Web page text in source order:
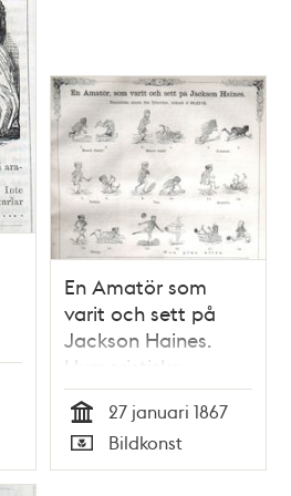
En Amatör som
varit och sett på
Jackson Haines.
Humoristiska
minnen från
Nybroviken,
tecknade av RUDIS.
Bildskämt i
Tid
27 januari 1867
Typ
Bildkonst